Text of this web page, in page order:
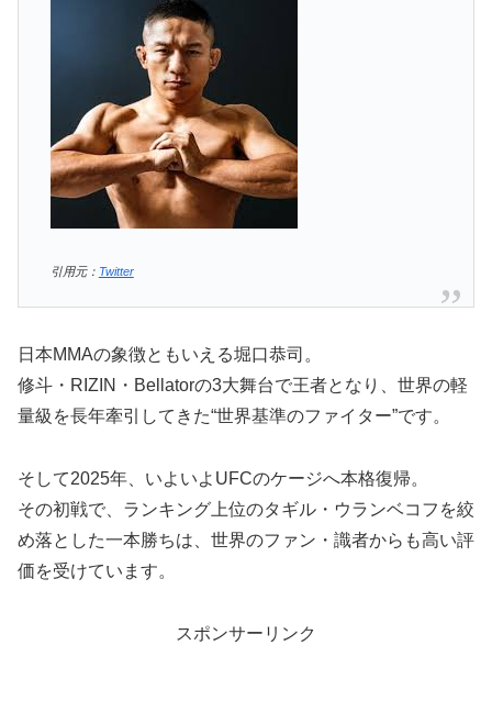
引用元： Twitter
日本MMAの象徴ともいえる堀口恭司。
修斗・RIZIN・Bellatorの3大舞台で王者となり、世界の軽
量級を長年牽引してきた“世界基準のファイター”です。
そして2025年、いよいよUFCのケージへ本格復帰。
その初戦で、ランキング上位のタギル・ウランベコフを絞
め落とした一本勝ちは、世界のファン・識者からも高い評
価を受けています。
スポンサーリンク